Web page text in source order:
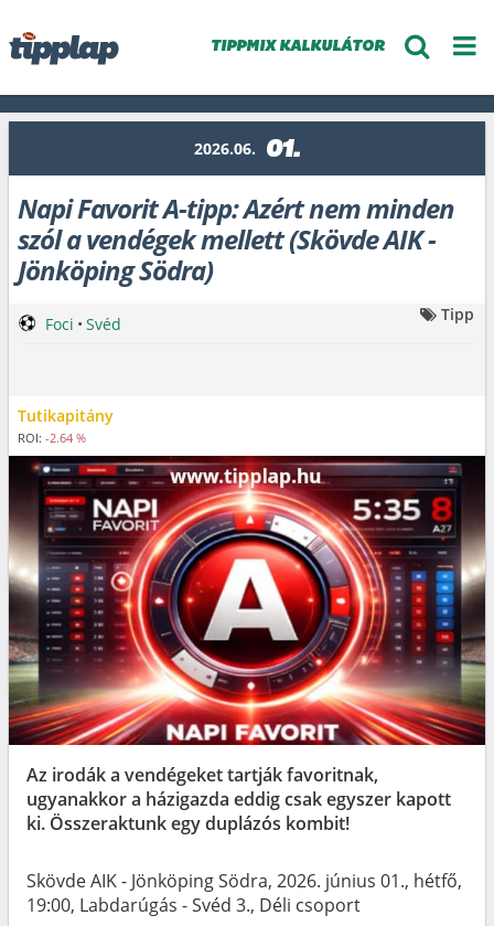
TIPPMIX KALKULÁTOR
2026.06. 01.
Napi Favorit A-tipp: Azért nem minden
szól a vendégek mellett (Skövde AIK -
Jönköping Södra)
Tutikapitány
ROI: -2.64 %
Foci • Svéd Tipp
Az irodák a vendégeket tartják favoritnak,
ugyanakkor a házigazda eddig csak egyszer kapott
ki. Összeraktunk egy duplázós kombit!
Skövde AIK - Jönköping Södra, 2026. június 01., hétfő,
19:00, Labdarúgás - Svéd 3., Déli csoport